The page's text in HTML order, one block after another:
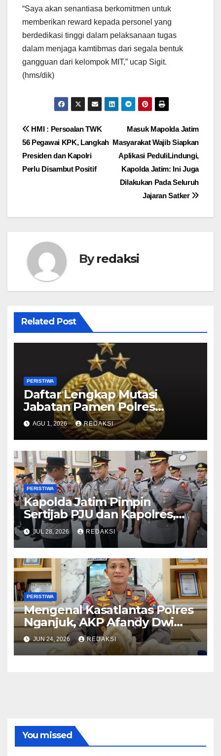
“Saya akan senantiasa berkomitmen untuk
memberikan reward kepada personel yang
berdedikasi tinggi dalam pelaksanaan tugas
dalam menjaga kamtibmas dari segala bentuk
gangguan dari kelompok MIT,” ucap Sigit.
(hms/dik)
Navigasi
pos
Masuk Mapolda Jatim
Masyarakat Wajib Siapkan
Aplikasi PeduliLindungi,
Kapolda Jatim: Ini Juga
Dilakukan Pada Seluruh
Jajaran Satker
HMI : Persoalan TWK
56 Pegawai KPK, Langkah
Presiden dan Kapolri
Perlu Disambut Positif
Byredaksi
Related Post
PERISTIWA
Daftar Lengkap Mutasi
Jabatan Pamen Polres
Jajaran Polda Jatim 2026
AGU 1, 2026 REDAKSI
PERISTIWA
Kapolda Jatim Pimpin
Sertijab PJU dan Kapolres,
Perkuat Regenerasi
Kepemimpinan dan
Pelayanan Presisi
JUL 28, 2026 REDAKSI
PERISTIWA
Mengenal Kasatlantas Polres
Nganjuk, AKP Afandy Dwi
Takdir
JUN 24, 2026 REDAKSI
You missed